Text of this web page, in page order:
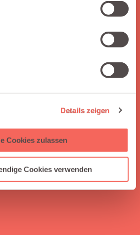
Details zeigen
Cookies zulassen
Cookies verwenden